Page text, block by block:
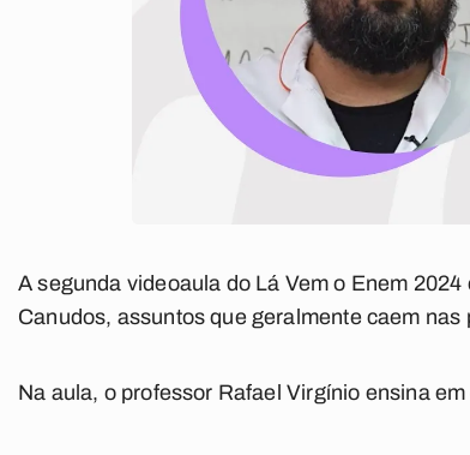
A segunda videoaula do Lá Vem o Enem
Canudos, assuntos que geralmente caem
Na aula, o professor Rafael Virgínio ensina